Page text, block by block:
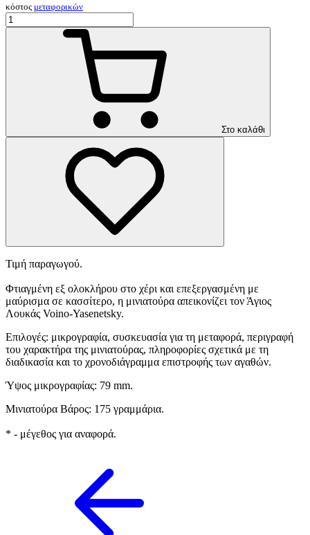
κόστος μεταφορικών
Στο καλάθι
Τιμή παραγωγού.
Φτιαγμένη εξ ολοκλήρου στο χέρι και επεξεργασμένη με
μαύρισμα σε κασσίτερο, η μινιατούρα απεικονίζει τον Άγιος
Λουκάς Voino-Yasenetsky.
Επιλογές: μικρογραφία, συσκευασία για τη μεταφορά, περιγραφή
του χαρακτήρα της μινιατούρας, πληροφορίες σχετικά με τη
διαδικασία και το χρονοδιάγραμμα επιστροφής των αγαθών.
Ύψος μικρογραφίας: 79 mm.
Μινιατούρα Βάρος: 175 γραμμάρια.
* - μέγεθος για αναφορά.